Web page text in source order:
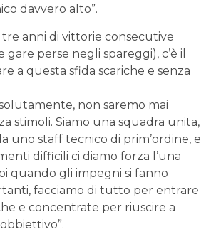
davvero alto”.
tre anni di vittorie consecutive
gare perse negli spareggi), c’è il
a questa sfida scariche e senza
non saremo mai
stimoli. Siamo una squadra unita,
uno staff tecnico di prim’ordine, e
difficili ci diamo forza l’una
quando gli impegni si fanno
facciamo di tutto per entrare
e concentrate per riuscire a